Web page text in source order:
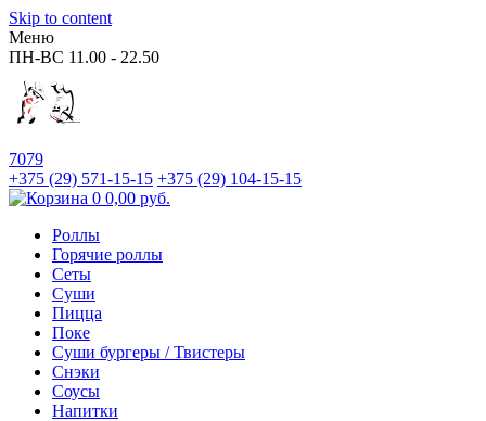
Skip to content
Меню
ПН-ВС 11.00 - 22.50
7079
+375 (29) 571-15-15 +375 (29) 104-15-15
0 0,00 руб.
Роллы
Горячие роллы
Сеты
Суши
Пицца
Поке
Суши бургеры / Твистеры
Снэки
Соусы
Напитки